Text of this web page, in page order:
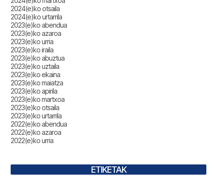
2024(e)ko otsaila
2024(e)ko urtarrila
2023(e)ko abendua
2023(e)ko azaroa
2023(e)ko urria
2023(e)ko iraila
2023(e)ko abuztua
2023(e)ko uztaila
2023(e)ko ekaina
2023(e)ko maiatza
2023(e)ko apirila
2023(e)ko martxoa
2023(e)ko otsaila
2023(e)ko urtarrila
2022(e)ko abendua
2022(e)ko azaroa
2022(e)ko urria
ETIKETAK